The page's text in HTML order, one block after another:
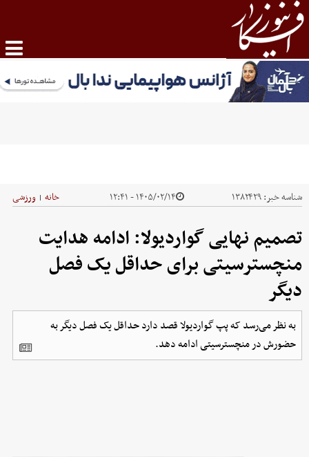
شناسه خبر:۱۳۸۲۴۲۹ ۱۴۰۵/۰۲/۱۴ - ۱۲:۴۱ خانه | ورزشی
تصمیم نهایی گواردیولا: ادامه هدایت
منچسترسیتی برای حداقل یک فصل
دیگر
به نظر می‌رسد که پپ گواردیولا قصد دارد حداقل یک فصل دیگر به
حضورش در منچسترسیتی ادامه دهد.